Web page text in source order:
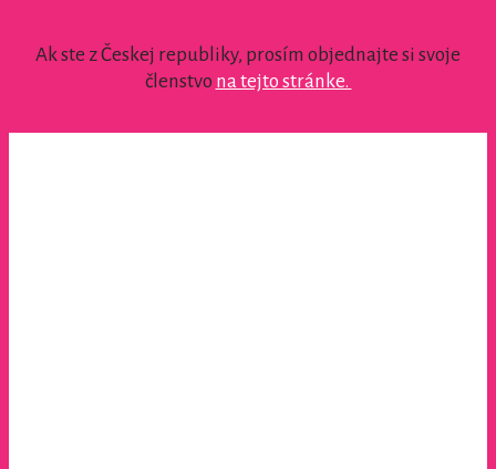
Ak ste z Českej republiky, prosím objednajte si svoje
členstvo na tejto stránke.